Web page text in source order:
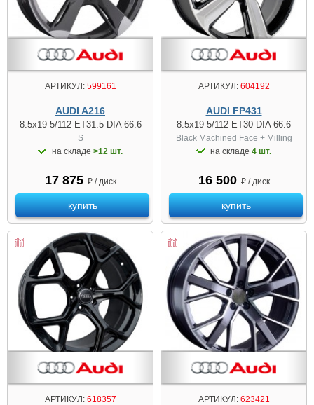
АРТИКУЛ:599161
AUDI A216
8.5x19 5/112 ET31.5 DIA 66.6
S
на складе >12 шт.
17 875 ₽ / диск
купить
АРТИКУЛ:604192
AUDI FP431
8.5x19 5/112 ET30 DIA 66.6
Black Machined Face + Milling
на складе 4 шт.
16 500 ₽ / диск
купить
АРТИКУЛ:618357 АРТИКУЛ:623421